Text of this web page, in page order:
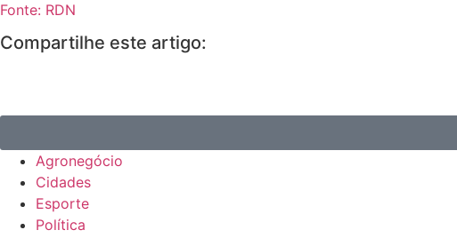
Fonte: RDN
Compartilhe este artigo:
Agronegócio
Cidades
Esporte
Política